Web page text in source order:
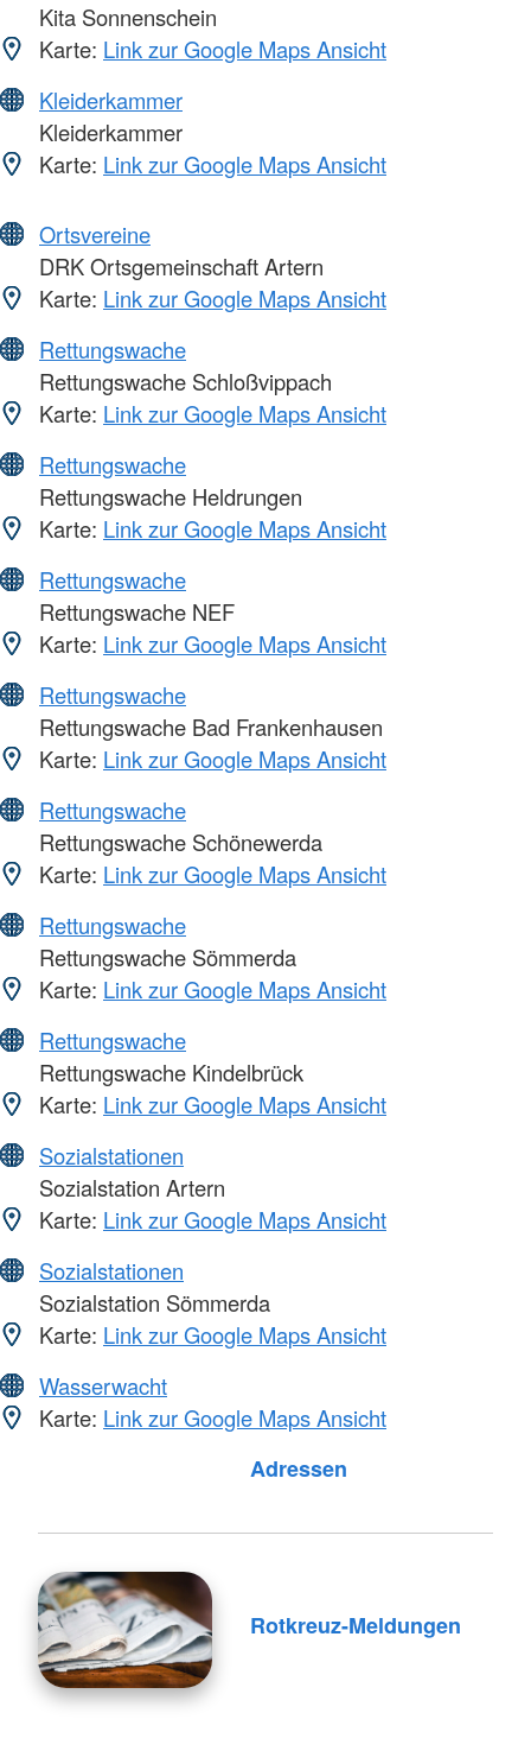
Kita Sonnenschein
Karte: Link zur Google Maps Ansicht
Kleiderkammer
Kleiderkammer
Karte: Link zur Google Maps Ansicht
Ortsvereine
DRK Ortsgemeinschaft Artern
Karte: Link zur Google Maps Ansicht
Rettungswache
Rettungswache Schloßvippach
Karte: Link zur Google Maps Ansicht
Rettungswache
Rettungswache Heldrungen
Karte: Link zur Google Maps Ansicht
Rettungswache
Rettungswache NEF
Karte: Link zur Google Maps Ansicht
Rettungswache
Rettungswache Bad Frankenhausen
Karte: Link zur Google Maps Ansicht
Rettungswache
Rettungswache Schönewerda
Karte: Link zur Google Maps Ansicht
Rettungswache
Rettungswache Sömmerda
Karte: Link zur Google Maps Ansicht
Rettungswache
Rettungswache Kindelbrück
Karte: Link zur Google Maps Ansicht
Sozialstationen
Sozialstation Artern
Karte: Link zur Google Maps Ansicht
Sozialstationen
Sozialstation Sömmerda
Karte: Link zur Google Maps Ansicht
Wasserwacht
Karte: Link zur Google Maps Ansicht
Adressen
Rotkreuz-Meldungen